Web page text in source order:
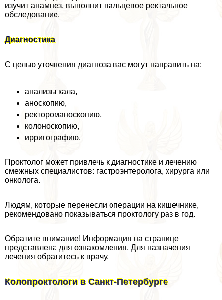
изучит анамнез, выполнит пальцевое ректальное
обследование.
Диагностика
С целью уточнения диагноза вас могут направить на:
анализы кала,
аноскопию,
ректороманоскопию,
колоноскопию,
ирригографию.
Проктолог может привлечь к диагностике и лечению
смежных специалистов: гастроэнтеролога, хирурга или
oнкoлoга.
Людям, которые перенесли операции на кишечнике,
рекомендовано показываться проктологу раз в год.
Обратите внимание! Информация на странице
представлена для ознакомления. Для назначения
лечения обратитесь к врачу.
Колопроктологи в Санкт-Петербурге